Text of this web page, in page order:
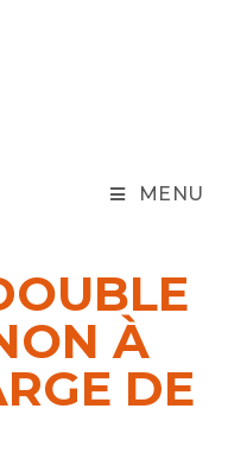
MENU
À
DE